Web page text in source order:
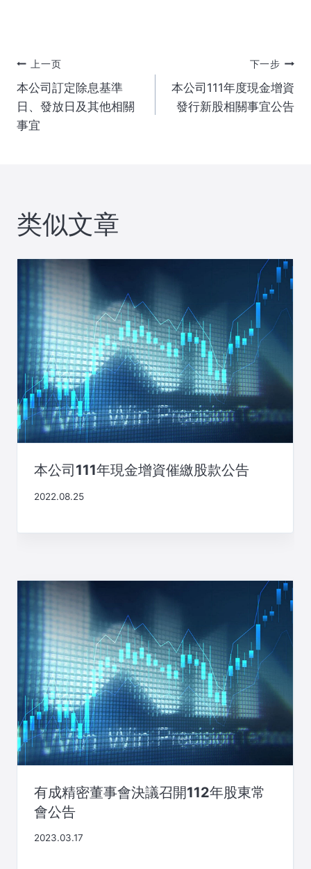
文
章
导
上一页
本公司訂定除息基準
日、發放日及其他相關
事宜
下一步
本公司111年度現金增資
發行新股相關事宜公告
类似文章
本公司111年現金增資催繳股款公告
2022.08.25
有成精密董事會決議召開112年股東常
會公告
2023.03.17